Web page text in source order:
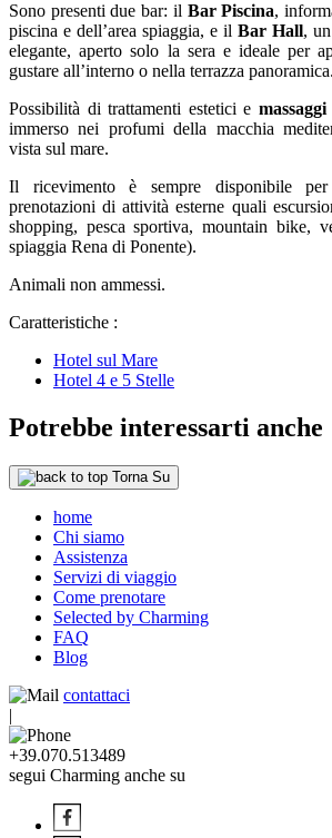
Sono presenti due bar: il Bar Piscina,
piscina e dell’area spiaggia, e il Bar Hall,
elegante, aperto solo la sera e ideale per
gustare all’interno o nella terrazza panoramica.
Possibilità di trattamenti estetici e massaggi
immerso nei profumi della macchia
vista sul mare.
Il ricevimento è sempre disponibile
prenotazioni di attività esterne quali
shopping, pesca sportiva, mountain bike,
spiaggia Rena di Ponente).
Animali non ammessi.
Caratteristiche :
Hotel sul Mare
Hotel 4 e 5 Stelle
Potrebbe interessarti anche
Torna Su
home
Chi siamo
Assistenza
Servizi di viaggio
Come prenotare
Selected by Charming
FAQ
Blog
contattaci
|
+39.070.513489
segui Charming anche su